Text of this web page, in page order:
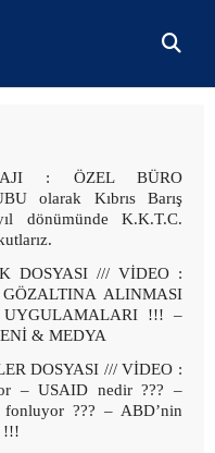
: ÖZEL BÜRO
olarak Kıbrıs Barış
dönümünde K.K.T.C.
DOSYASI /// VİDEO :
ALINMASI
UYGULAMALARI !!! –
& MEDYA
DOSYASI /// VİDEO :
– USAID nedir ??? –
??? – ABD’nin
!!!